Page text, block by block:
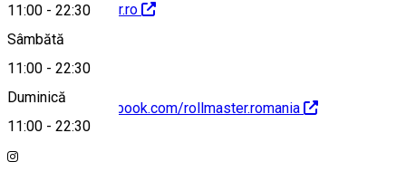
11:00 - 22:30
Sâmbătă
11:00 - 22:30
Duminică
11:00 - 22:30
https://roll-master.ro
https://www.facebook.com/rollmaster.romania